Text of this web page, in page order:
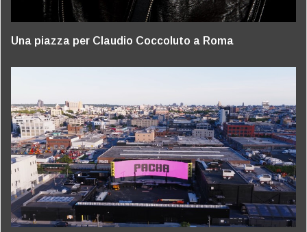
Una piazza per Claudio Coccoluto a Roma